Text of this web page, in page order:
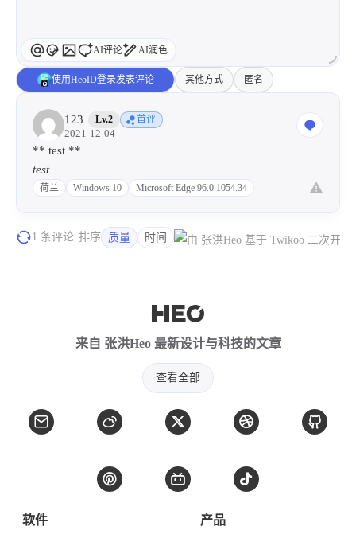
AI评论 AI润色
使用HeoID登录发表评论 其他方式 匿名
123 Lv.2 首评
2021-12-04
** test **
test
荷兰 Windows 10 Microsoft Edge 96.0.1054.34
1 条评论 排序 质量 时间
来自 张洪Heo 最新设计与科技的文章
查看全部
软件
产品